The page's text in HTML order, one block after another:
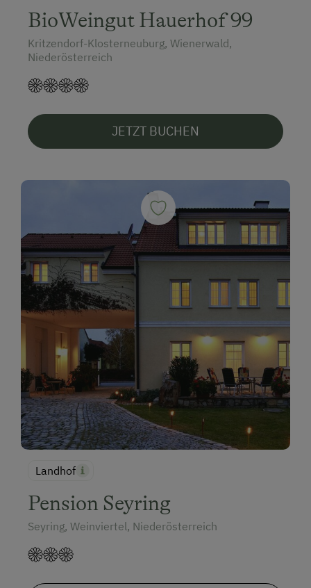
BioWeingut Hauerhof 99
Kritzendorf-Klosterneuburg, Wienerwald,
Niederösterreich
JETZT BUCHEN
Landhof
Pension Seyring
Seyring, Weinviertel, Niederösterreich